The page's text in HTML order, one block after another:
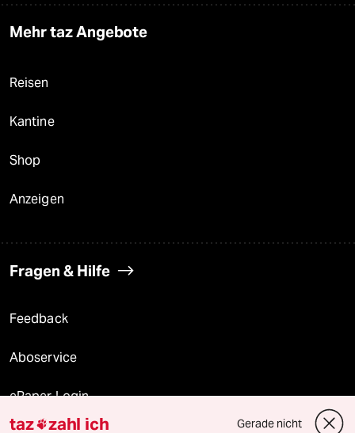
Mehr taz Angebote
Reisen
Kantine
Shop
Anzeigen
Fragen & Hilfe
Feedback
Aboservice
ePaper Login
taz zahl ich Gerade nicht